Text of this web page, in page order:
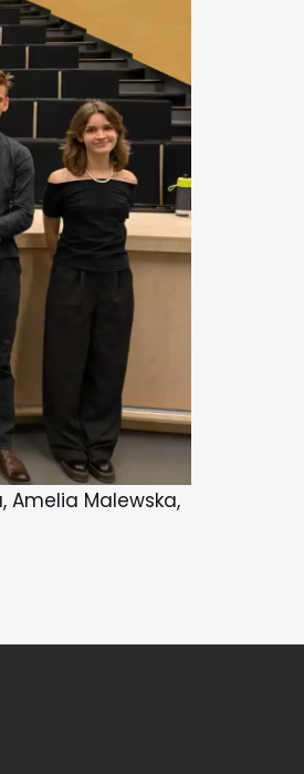
Amelia Malewska,